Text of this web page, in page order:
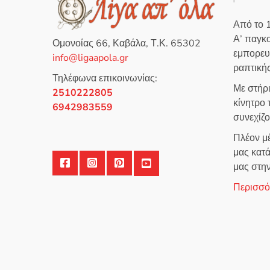
α
π
ό
ε
0
π
5
Ομονοίας 66, Καβάλα, Τ.Κ. 65302
info@ligaapola.gr
Τηλέφωνα επικοινωνίας:
2510222805
6942983559
Από το
Α’
Με
Πλέον
μας
μας